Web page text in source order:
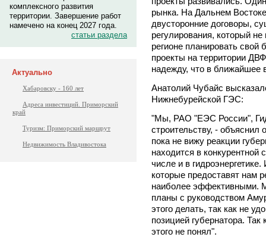
комплексного развития
территории. Завершение работ
намечено на конец 2027 года.
статьи раздела
Актуально
Хабаровску - 160 лет
Адреса инвестиций. Приморский
край
Туризм: Приморский маршрут
Недвижимость Владивостока
рынка. На Дальнем
двусторонние договоры,
регулирования, который
регионе планировать свой
проекты на территории
надежду, что в ближайшее
Анатолий Чубайс
Нижнебурейской ГЭС:
"Мы, РАО "ЕЭС России",
строительству, - объяснил
пока не вижу реакции
находится в конкурентной
числе и в
которые предоставят нам
наиболее эффективными.
планы с руководством
этого делать, так как не
позицией губернатора.
этого не понял".